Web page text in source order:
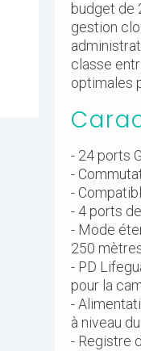
budget de
gestion
classe
optimales
- 24 ports
-
-
- 4 ports
- Mode
250
- PD
pour la
-
à niveau
- Registre